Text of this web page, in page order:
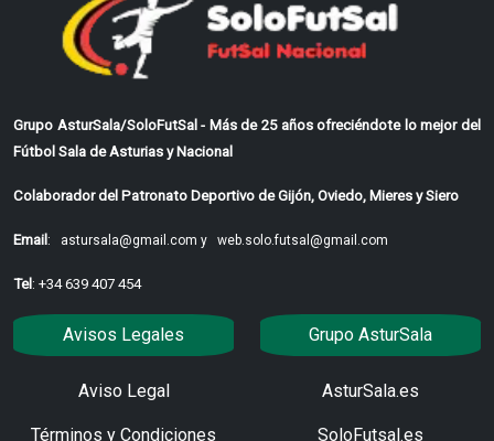
Grupo AsturSala/SoloFutSal - Más de 25 años ofreciéndote lo mejor del
Fútbol Sala de Asturias y Nacional
Colaborador del Patronato Deportivo de Gijón, Oviedo, Mieres y Siero
Email : astursala@gmail.com y web.solo.futsal@gmail.com
Tel : +34 639 407 454
Avisos Legales
Aviso Legal
Términos y Condiciones
Grupo AsturSala
AsturSala.es
SoloFutsal.es